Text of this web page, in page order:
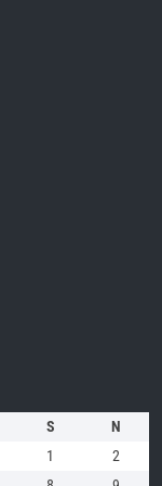
S
N
1
2